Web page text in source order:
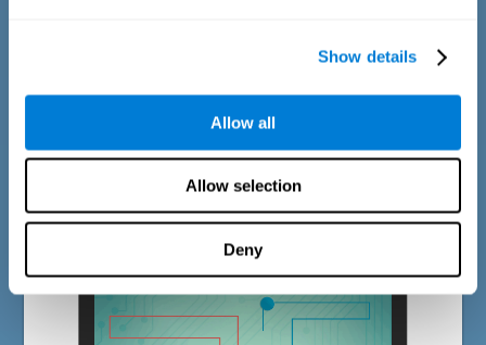
Show details
Allow all
Allow selection
Deny
時間推定テスト
推定テストEST-IIは、Duration Pattern Test (DPT) (Frota &
Pereira, 2003)に基づいています。評価対象は、進行中の聴
時間を再現するよう求められます。タスクの最初の部分で
は、刺激に付随するアニメーションが表示されます。タスク
の後半では、刺激物は静止したままです。